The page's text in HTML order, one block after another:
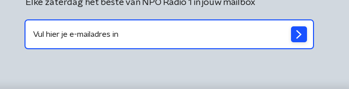
Elke zaterdag het beste van NPO Radio 1 in jouw mailbox